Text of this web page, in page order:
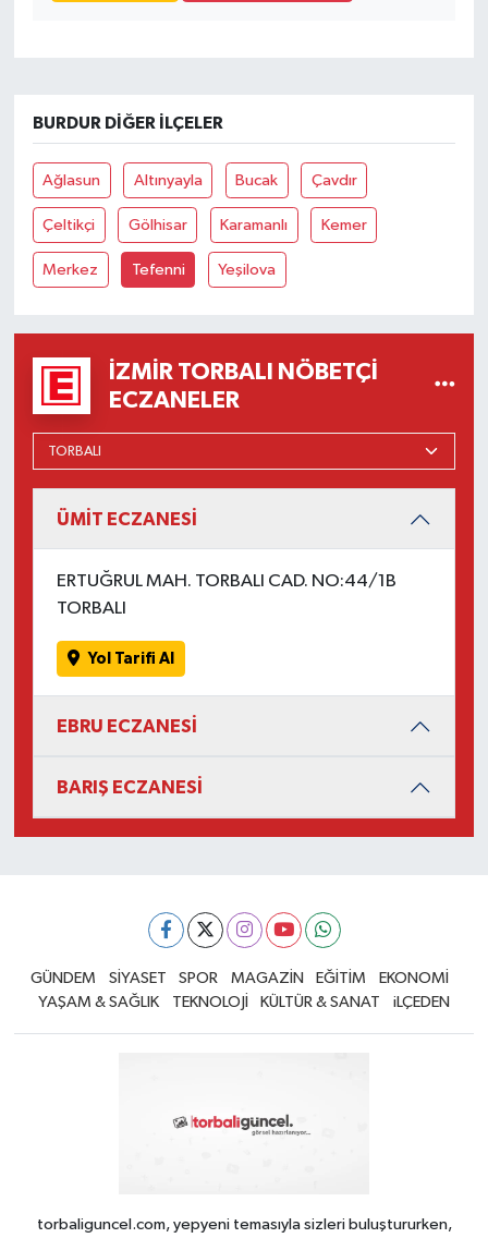
BURDUR DIĞER İLÇELER
Ağlasun Altınyayla Bucak Çavdır
Çeltikçi Gölhisar Karamanlı Kemer
Merkez Tefenni Yeşilova
İZMIR TORBALI NÖBETÇI
ECZANELER
ÜMİT ECZANESİ
ERTUĞRUL MAH. TORBALI CAD. NO:44/1B
TORBALI
Yol Tarifi Al
EBRU ECZANESİ
BARIŞ ECZANESİ
GÜNDEM SİYASET SPOR MAGAZİN EĞİTİM
EKONOMİ
YAŞAM & SAĞLIK
TEKNOLOJİ KÜLTÜR & SANAT iLÇEDEN
torbaliguncel.com, yepyeni temasıyla sizleri buluştururken,